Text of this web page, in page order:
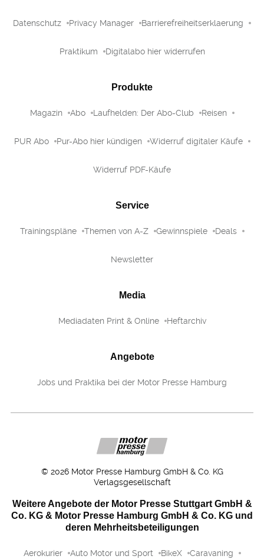
Datenschutz Privacy Manager Barrierefreiheitserklaerung
Praktikum Digitalabo hier widerrufen
Produkte
Magazin Abo Laufhelden: Der Abo-Club Reisen
PUR Abo Pur-Abo hier kündigen Widerruf digitaler Käufe
Widerruf PDF-Käufe
Service
Trainingspläne Themen von A-Z Gewinnspiele Deals
Newsletter
Media
Mediadaten Print & Online Heftarchiv
Angebote
Jobs und Praktika bei der Motor Presse Hamburg
© 2026 Motor Presse Hamburg GmbH & Co. KG
Verlagsgesellschaft
Weitere Angebote der Motor Presse Stuttgart GmbH &
Co. KG & Motor Presse Hamburg GmbH & Co. KG und
deren Mehrheitsbeteiligungen
Aerokurier Auto Motor und Sport BikeX Caravaning